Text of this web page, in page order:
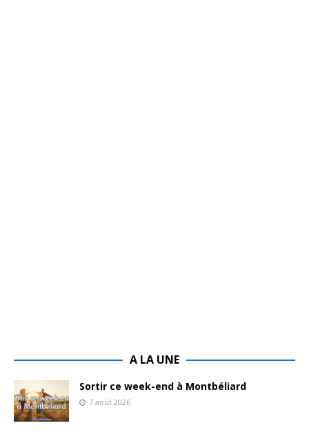
A LA UNE
Sortir ce week-end à Montbéliard
7 août 2026